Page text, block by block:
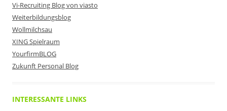
Vi-Recruiting Blog von viasto
Weiterbildungsblog
Wollmilchsau
XING Spielraum
YourfirmBLOG
Zukunft Personal Blog
INTERESSANTE LINKS